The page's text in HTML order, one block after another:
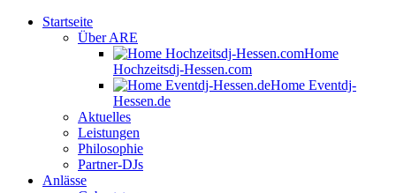
Startseite
Über ARE
Home
Hochzeitsdj-Hessen.com
Home Eventdj-
Hessen.de
Aktuelles
Leistungen
Philosophie
Partner-DJs
Anlässe